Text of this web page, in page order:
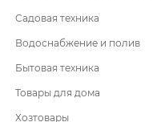
Садовая техника
Водоснабжение и полив
Бытовая техника
Товары для дома
Хозтовары